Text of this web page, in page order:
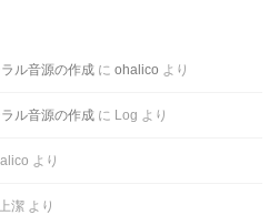
ル音源の作成 に ohalico より
ル音源の作成 に Log より
より
潔 より